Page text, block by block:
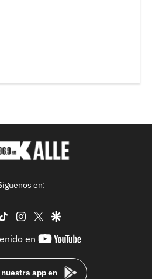
en:
tiktok instagram
twittergoogle
en
youtube-
app en